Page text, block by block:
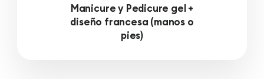
Manicure y Pedicure gel +
diseño francesa (manos o
pies)